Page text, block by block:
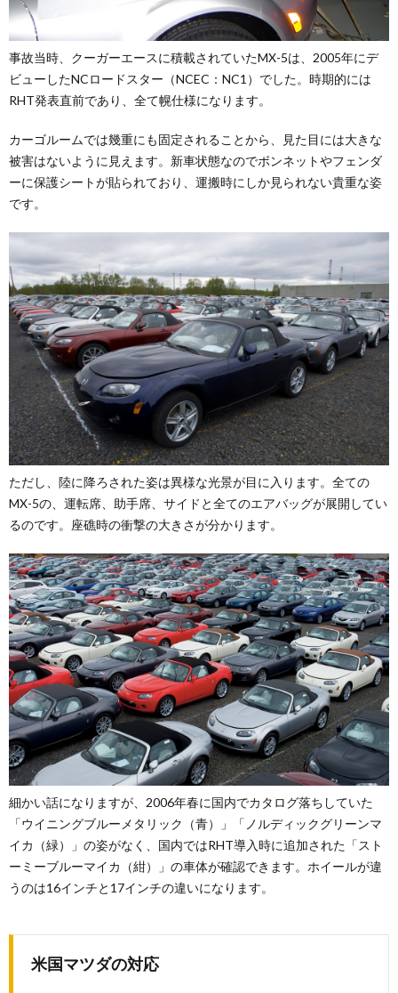
事故当時、クーガーエースに積載されていたMX-5は、2005年にデ
ビューしたNCロードスター（NCEC：NC1）でした。時期的には
RHT発表直前であり、全て幌仕様になります。
カーゴルームでは幾重にも固定されることから、見た目には大きな
被害はないように見えます。新車状態なのでボンネットやフェンダ
ーに保護シートが貼られており、運搬時にしか見られない貴重な姿
です。
ただし、陸に降ろされた姿は異様な光景が目に入ります。全ての
MX-5の、運転席、助手席、サイドと全てのエアバッグが展開してい
るのです。座礁時の衝撃の大きさが分かります。
細かい話になりますが、2006年春に国内でカタログ落ちしていた
「ウイニングブルーメタリック（青）」「ノルディックグリーンマ
イカ（緑）」の姿がなく、国内ではRHT導入時に追加された「スト
ーミーブルーマイカ（紺）」の車体が確認できます。ホイールが違
うのは16インチと17インチの違いになります。
米国マツダの対応